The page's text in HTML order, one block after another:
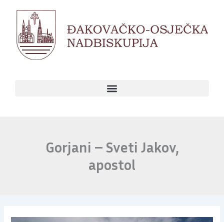
content
Gorjani – Sveti Jakov,
apostol